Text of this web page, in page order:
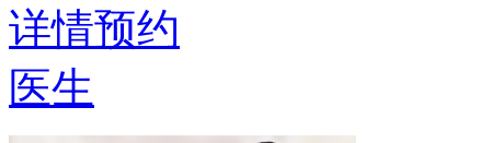
详情预约
医生